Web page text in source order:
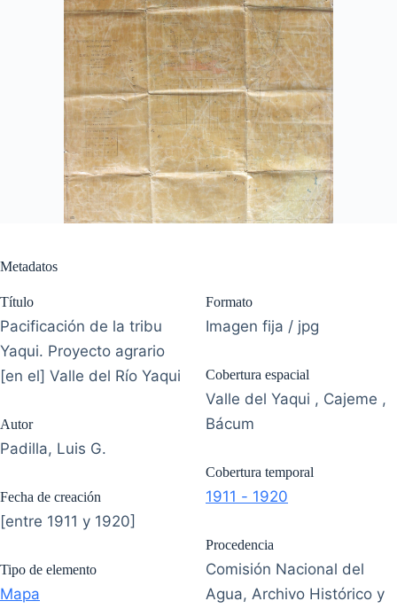
Metadatos
Título
Pacificación de la tribu
Yaqui. Proyecto agrario
[en el] Valle del Río Yaqui
Autor
Padilla, Luis G.
Fecha de creación
[entre 1911 y 1920]
Tipo de elemento
Mapa
Formato
Imagen fija / jpg
Cobertura espacial
Valle del Yaqui , Cajeme ,
Bácum
Cobertura temporal
1911 - 1920
Procedencia
Comisión Nacional del
Agua, Archivo Histórico y